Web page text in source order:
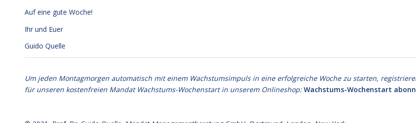
Auf eine gute Woche!
Ihr und Euer
Guido Quelle
Um jeden Montagmorgen automatisch mit einem Wachstumsimpuls in eine erfolgreiche Woche zu starten,
für unseren kostenfreien Mandat Wachstums-Wochenstart in unserem Onlineshop:Wachstums-Wochenstart